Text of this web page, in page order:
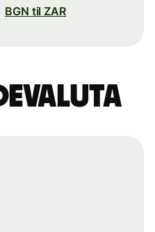
BGN til ZAR